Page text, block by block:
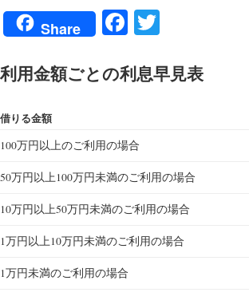
Share Fa
botte
利用金額ごとの利息早見表
借りる金額
100万円以上のご利用の場合
50万円以上100万円未満のご利用の場合
10万円以上50万円未満のご利用の場合
1万円以上10万円未満のご利用の場合
1万円未満のご利用の場合